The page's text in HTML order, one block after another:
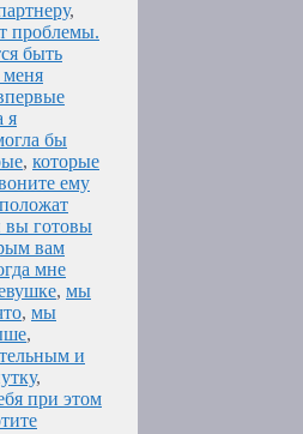
,
проблемы.
быть
меня
я
бы
, которые
ему
вы готовы
вам
мне
, мы
, мы
,
и
,
при этом